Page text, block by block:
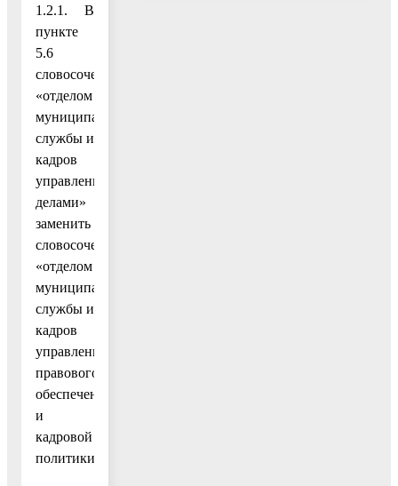
1.2.1. В
пункте
5.6
словосочетание
«отделом
муниципальной
службы и
кадров
управления
делами»
заменить
словосочетанием
«отделом
муниципальной
службы и
кадров
управления
правового
обеспечения
и
кадровой
политики»;